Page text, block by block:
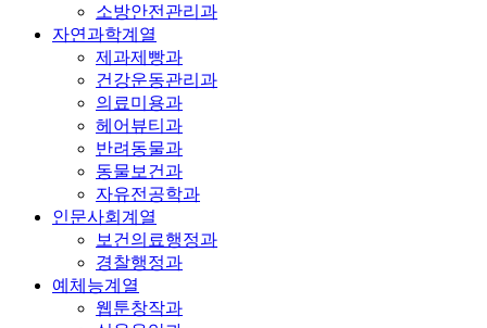
소방안전관리과
자연과학계열
제과제빵과
건강운동관리과
의료미용과
헤어뷰티과
반려동물과
동물보건과
자유전공학과
인문사회계열
보건의료행정과
경찰행정과
예체능계열
웹툰창작과